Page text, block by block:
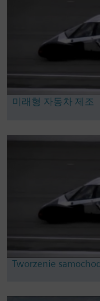
미래형 자동차 제조
Tworzenie